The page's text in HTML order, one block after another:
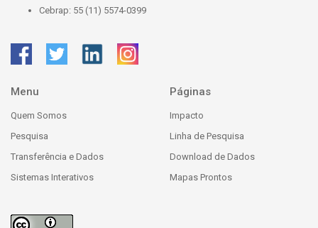
Cebrap: 55 (11) 5574-0399
Menu
Quem Somos
Pesquisa
Transferência e Dados
Sistemas Interativos
Páginas
Impacto
Linha de Pesquisa
Download de Dados
Mapas Prontos